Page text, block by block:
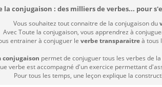
la conjugaison : des milliers de verbes... pour
Vous souhaitez tout connaitre de la conjugaison du
Avec Toute la conjugaison, vous apprendrez à
entrainer à conjuguer le verbe transparaitreà tous
conjugaison permet de conjuguer tous les verbes de
verbe est accompagné d'un exercice permettant
Pour tous les temps, une leçon explique la